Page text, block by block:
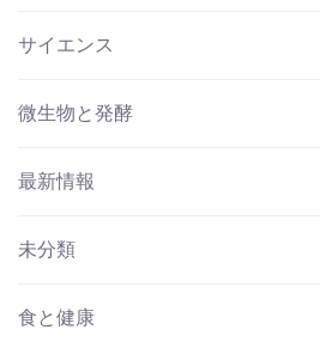
サイエンス
微生物と発酵
最新情報
未分類
食と健康